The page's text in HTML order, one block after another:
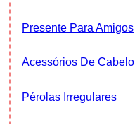
Presente Para Amigos
Acessórios De Cabelo
Pérolas Irregulares